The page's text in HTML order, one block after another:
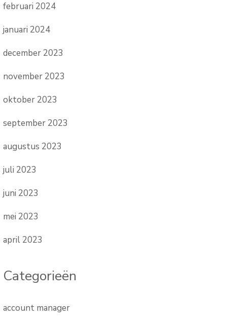
februari 2024
januari 2024
december 2023
november 2023
oktober 2023
september 2023
augustus 2023
juli 2023
juni 2023
mei 2023
april 2023
Categorieën
account manager